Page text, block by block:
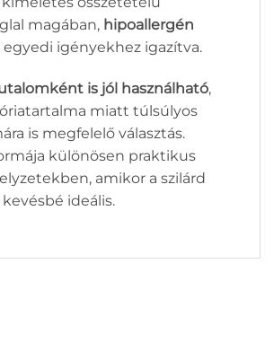
magában, hipoallergén
egyedi igényekhez igazítva.
is jól használható,
miatt túlsúlyos
is megfelelő választás.
különösen praktikus
amikor a szilárd
ideális.